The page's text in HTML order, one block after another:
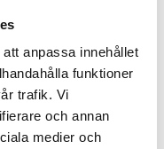
anpassa innehållet
funktioner
trafik. Vi
och annan
medier och
RVA-ställdon